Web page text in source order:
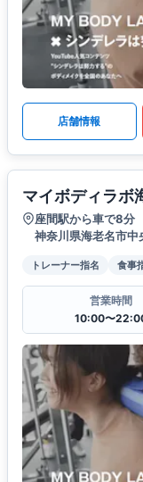
店舗情報
マイボディラボ
座間駅から車で8分
神奈川県海老名市
トレーナー指名 食事
営業時間
10:00〜